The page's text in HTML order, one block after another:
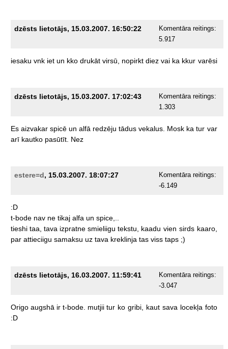
dzēsts lietotājs, 15.03.2007. 16:50:22
Komentāra reitings:
5.917
iesaku vnk iet un kko drukāt virsū, nopirkt diez vai ka kkur varēsi
dzēsts lietotājs, 15.03.2007. 17:02:43
Komentāra reitings:
1.303
Es aizvakar spicē un alfā redzēju tādus vekalus. Mosk ka tur var
arī kautko pasūtīt. Nez
estere=d, 15.03.2007. 18:07:27
Komentāra reitings:
-6.149
:D
t-bode nav ne tikaj alfa un spice,..
tieshi taa, tava izpratne smieliigu tekstu, kaadu vien sirds kaaro,
par attieciigu samaksu uz tava kreklinja tas viss taps ;)
dzēsts lietotājs, 16.03.2007. 11:59:41
Komentāra reitings:
-3.047
Origo augshā ir t-bode. mutjii tur ko gribi, kaut sava locekļa foto
:D